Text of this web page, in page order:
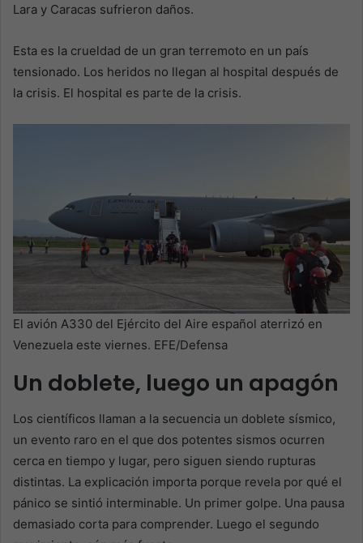
Lara y Caracas sufrieron daños.
Esta es la crueldad de un gran terremoto en un país
tensionado. Los heridos no llegan al hospital después de
la crisis. El hospital es parte de la crisis.
El avión A330 del Ejército del Aire español aterrizó en
Venezuela este viernes. EFE/Defensa
Un doblete, luego un apagón
Los científicos llaman a la secuencia un doblete sísmico,
un evento raro en el que dos potentes sismos ocurren
cerca en tiempo y lugar, pero siguen siendo rupturas
distintas. La explicación importa porque revela por qué el
pánico se sintió interminable. Un primer golpe. Una pausa
demasiado corta para comprender. Luego el segundo